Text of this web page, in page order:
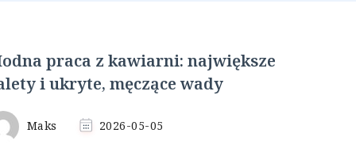
praca z kawiarni: największe
i ukryte, męczące wady
Maks 2026-05-05